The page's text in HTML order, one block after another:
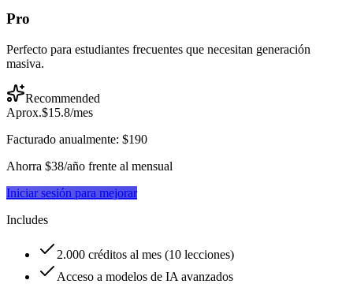
Pro
Perfecto para estudiantes frecuentes que necesitan generación
masiva.
Recommended
Aprox.$15.8/mes
Facturado anualmente: $190
Ahorra $38/año frente al mensual
Iniciar sesión para mejorar
Includes
2.000 créditos al mes (10 lecciones)
Acceso a modelos de IA avanzados